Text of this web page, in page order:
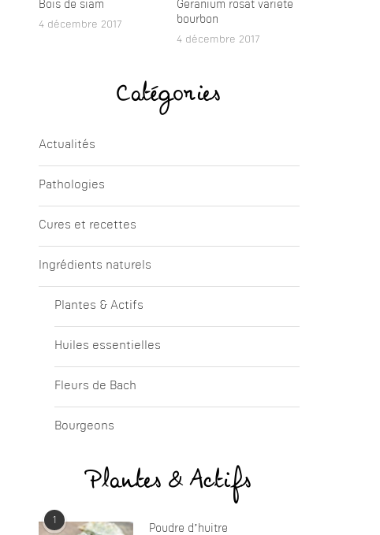
Bois de siam
4 décembre 2017
Geranium rosat variete
bourbon
4 décembre 2017
Catégories
Actualités
Pathologies
Cures et recettes
Ingrédients naturels
Plantes & Actifs
Huiles essentielles
Fleurs de Bach
Bourgeons
Plantes & Actifs
1
Poudre d’huitre